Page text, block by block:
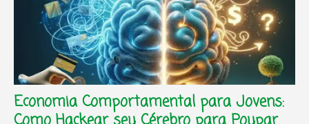
Economia Comportamental para Jovens: